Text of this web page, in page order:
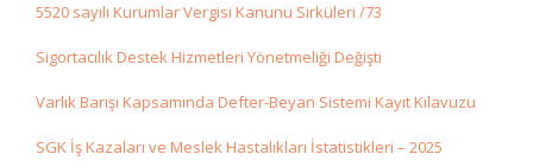
5520 sayılı Kurumlar Vergisi Kanunu Sirküleri /73
Sigortacılık Destek Hizmetleri Yönetmeliği Değişti
Varlık Barışı Kapsamında Defter-Beyan Sistemi Kayıt Kılavuzu
SGK İş Kazaları ve Meslek Hastalıkları İstatistikleri – 2025